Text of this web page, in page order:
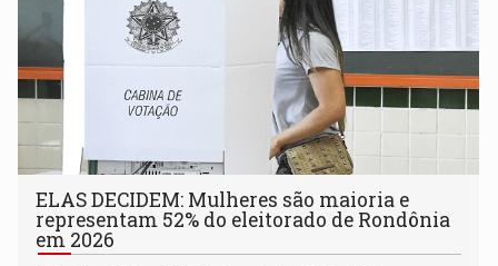
ELAS DECIDEM: Mulheres são maioria e
representam 52% do eleitorado de Rondônia
em 2026